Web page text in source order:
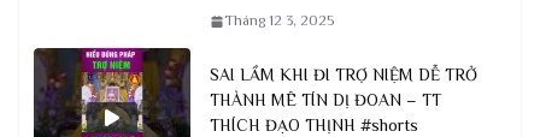
Tháng 12 3, 2025
SAI LẦM KHI ĐI TRỢ NIỆM DỄ TRỞ
THÀNH MÊ TÍN DỊ ĐOAN – TT
THÍCH ĐẠO THỊNH #shorts